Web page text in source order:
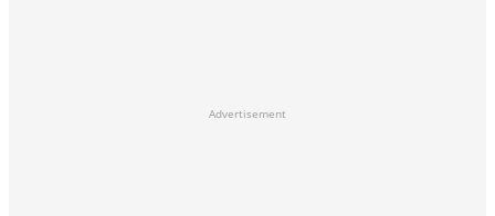
Advertisement